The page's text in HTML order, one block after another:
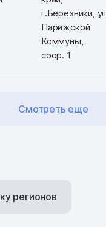
г.Березники, ул
Парижской
Коммуны,
соор. 1
Смотреть еще
регионов